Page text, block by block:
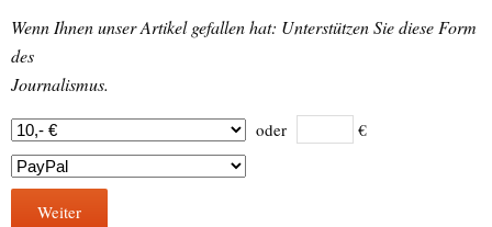
Wenn Ihnen unser Artikel gefallen hat: Unterstützen Sie diese Form
des
Journalismus.
oder €
Weiter